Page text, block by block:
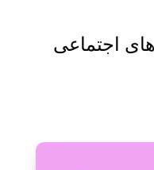
اجتماعی